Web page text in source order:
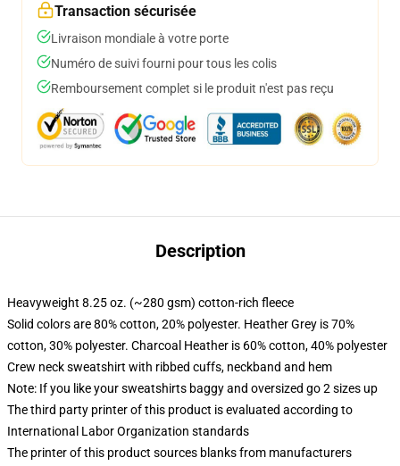
Transaction sécurisée
Livraison mondiale à votre porte
Numéro de suivi fourni pour tous les colis
Remboursement complet si le produit n'est pas reçu
Description
Heavyweight 8.25 oz. (~280 gsm) cotton-rich fleece
Solid colors are 80% cotton, 20% polyester. Heather Grey is 70%
cotton, 30% polyester. Charcoal Heather is 60% cotton, 40% polyester
Crew neck sweatshirt with ribbed cuffs, neckband and hem
Note: If you like your sweatshirts baggy and oversized go 2 sizes up
The third party printer of this product is evaluated according to
International Labor Organization standards
The printer of this product sources blanks from manufacturers